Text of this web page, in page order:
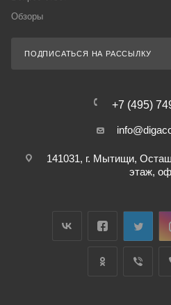
Обзоры
ПОДПИСАТЬСЯ НА РАССЫЛКУ
+7 (495)
141031, г. Мытищи,
этаж,